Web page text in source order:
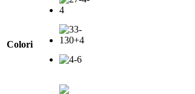
Colori